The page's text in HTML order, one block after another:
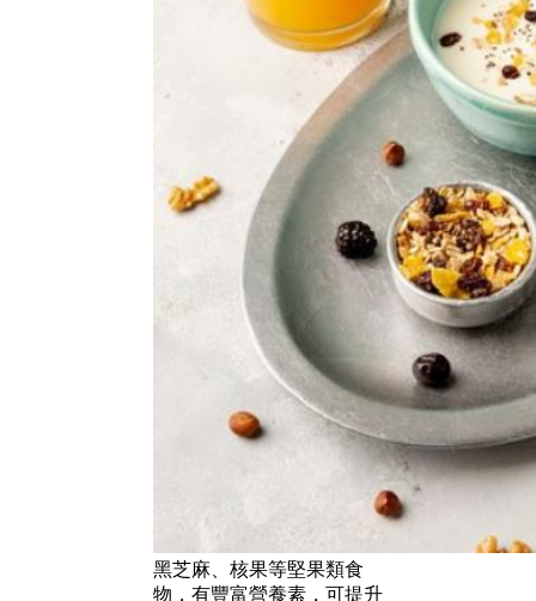
黑芝麻、核果等堅果類食
物，有豐富營養素，可提升